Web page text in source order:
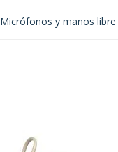
Micrófonos y manos libre